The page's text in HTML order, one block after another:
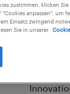
Sie
zählt?
Dann
zustimmen, klicken
"Cookies anpassen", um
Einsatz zwingend
Sie in unserer